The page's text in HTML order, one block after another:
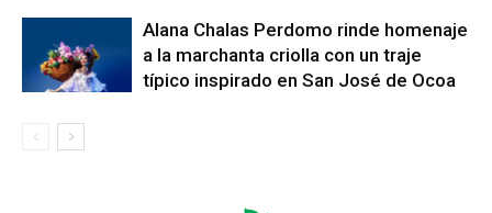
Alana Chalas Perdomo rinde homenaje
a la marchanta criolla con un traje
típico inspirado en San José de Ocoa